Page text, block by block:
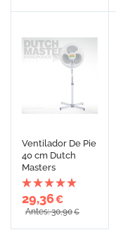
Ventilador De Pie
40 cm Dutch
Masters
29,36€
Antes: 30,90€